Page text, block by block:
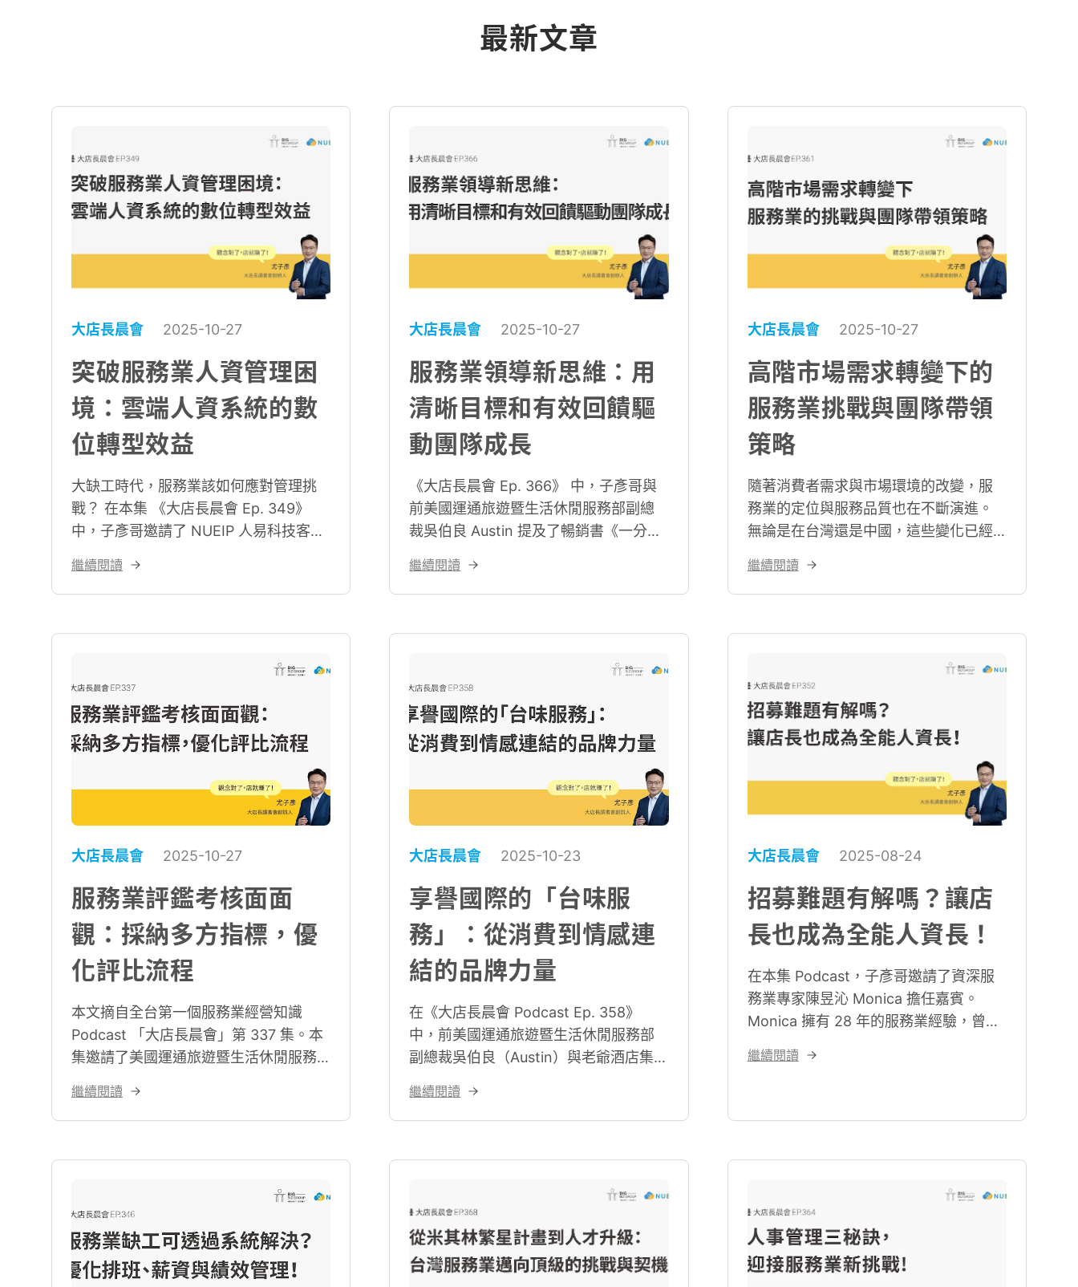
最新文章
大店長晨會 2025-10-27
突破服務業人資管理困
境：雲端人資系統的數
位轉型效益
大缺工時代，服務業該如何應對管理挑
戰？ 在本集 《大店長晨會 Ep. 349》
中，子彥哥邀請了 NUEIP 人易科技客服
驗，並從企業管理困境到系統導入，深
入淺出地探討服務業人資管理優化的關
繼續閱讀
大店長晨會 2025-10-27
服務業領導新思維：用
清晰目標和有效回饋驅
動團隊成長
《大店長晨會 Ep. 366》 中，子彥哥與
前美國運通旅遊暨生活休閒服務部副總
裁吳伯良 Austin 提及了暢銷書《一分鐘
方法。
繼續閱讀
大店長晨會 2025-10-27
高階市場需求轉變下的
服務業挑戰與團隊帶領
策略
隨著消費者需求與市場環境的改變，服
務業的定位與服務品質也在不斷演進。
無論是在台灣還是中國，這些變化已經
到了如何面對不同消費群體，尤其是高
階消費市場的策略調整。在此背景下，
繼續閱讀
大店長晨會 2025-10-27
服務業評鑑考核面面
觀：採納多方指標，優
化評比流程
本文摘自全台第一個服務業經營知識
Podcast 「大店長晨會」第 337 集。本
集邀請了美國運通旅遊暨生活休閒服務
討論服務業常用的兩種服務評鑑方式：
「即時評價」及「神祕客」，並表達了
繼續閱讀
大店長晨會 2025-10-23
享譽國際的「台味服
務」：從消費到情感連
結的品牌力量
在《大店長晨會 Podcast Ep. 358》
中，前美國運通旅遊暨生活休閒服務部
副總裁吳伯良（Austin）與老爺酒店集團
台味服務的看法，並帶出服務業如何通
過情感的連結，超越傳統的交易關係，
繼續閱讀
大店長晨會 2025-08-24
招募難題有解嗎？讓店
長也成為全能人資長！
在本集 Podcast，子彥哥邀請了資深服
務業專家陳昱沁 Monica 擔任嘉賓。
Monica 擁有 28 年的服務業經驗，曾任
名企業。近年來，她致力於協助新創品
她在節目中分享了對服務業人力資源領
繼續閱讀